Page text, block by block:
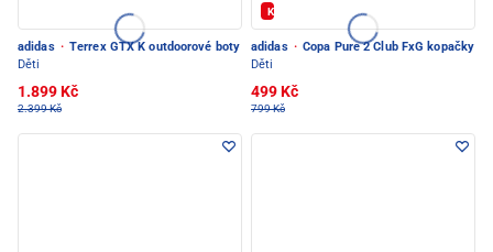
adidas · Terrex GTX K outdoorové boty
Děti
1.899 Kč
2.399 Kč
Kód: FOTBAL20
adidas · Copa Pure 2 Club FxG kopačky
Děti
499 Kč
799 Kč